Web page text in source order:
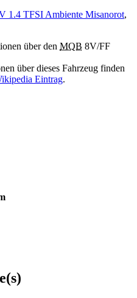
1.4 TFSI Ambiente Misanorot,
über den MQB 8V/FF
über dieses Fahrzeug finden
Eintrag.